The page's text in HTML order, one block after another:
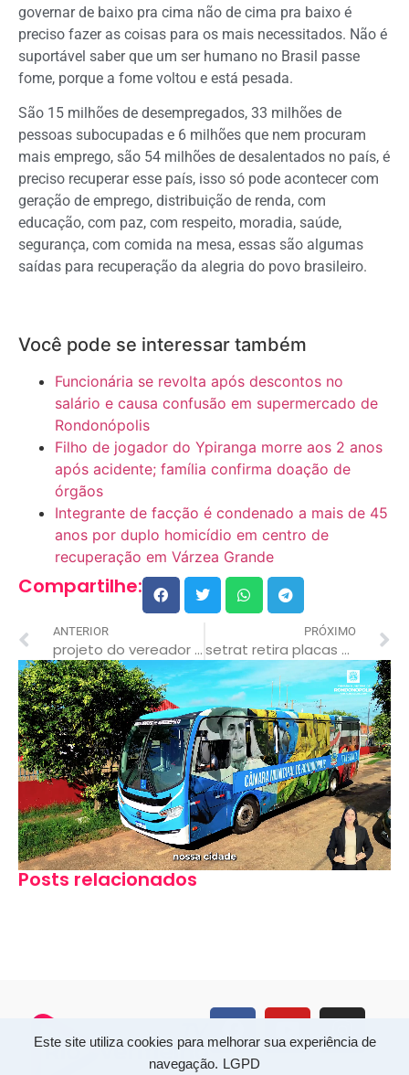
Este site utiliza cookies para melhorar sua experiência de
navegação. LGPD
governar de baixo pra cima não de cima pra baixo é
preciso fazer as coisas para os mais necessitados. Não é
suportável saber que um ser humano no Brasil passe
fome, porque a fome voltou e está pesada.
São 15 milhões de desempregados, 33 milhões de
pessoas subocupadas e 6 milhões que nem procuram
mais emprego, são 54 milhões de desalentados no país, é
preciso recuperar esse país, isso só pode acontecer com
geração de emprego, distribuição de renda, com
educação, com paz, com respeito, moradia, saúde,
segurança, com comida na mesa, essas são algumas
saídas para recuperação da alegria do povo brasileiro.
Você pode se interessar também
Funcionária se revolta após descontos no
salário e causa confusão em supermercado de
Rondonópolis
Filho de jogador do Ypiranga morre aos 2 anos
após acidente; família confirma doação de
órgãos
Integrante de facção é condenado a mais de 45
anos por duplo homicídio em centro de
recuperação em Várzea Grande
Compartilhe:
ANTERIOR
projeto do vereador junior mendonça (pt) deverá garantir direitos trabalhistas aos terceirizados da prefeitura de rondonópolis
PRÓXIMO
setrat retira placas para modernizar e melhorar o trânsito
Posts relacionados